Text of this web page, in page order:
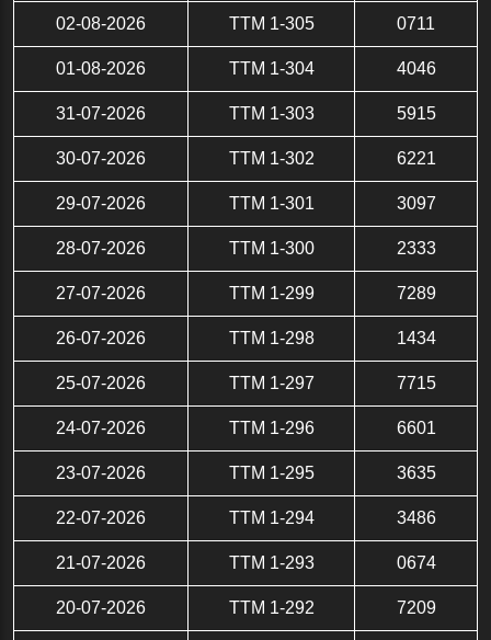
02-08-2026 TTM 1-305 0711
01-08-2026 TTM 1-304 4046
31-07-2026 TTM 1-303 5915
30-07-2026 TTM 1-302 6221
29-07-2026 TTM 1-301 3097
28-07-2026 TTM 1-300 2333
27-07-2026 TTM 1-299 7289
26-07-2026 TTM 1-298 1434
25-07-2026 TTM 1-297 7715
24-07-2026 TTM 1-296 6601
23-07-2026 TTM 1-295 3635
22-07-2026 TTM 1-294 3486
21-07-2026 TTM 1-293 0674
20-07-2026 TTM 1-292 7209